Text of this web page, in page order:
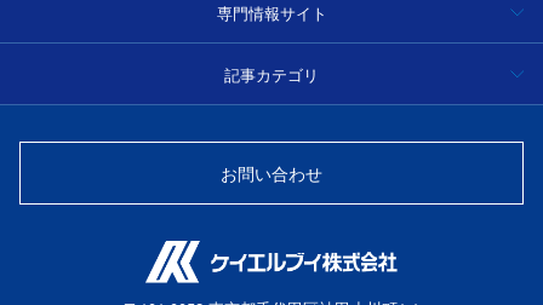
専門情報サイト
ハイパースペクトルカメラ事例集・技術情報
光学フィルター製品情報・技術情報
記事カテゴリ
分光
光源
光ファイバーセンサー
お問い合わせ